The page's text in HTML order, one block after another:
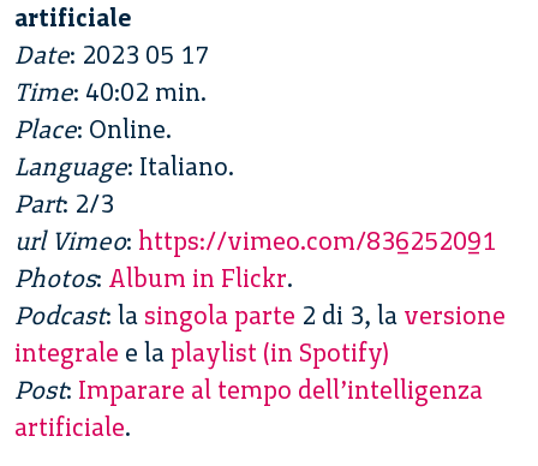
artificiale
Date: 2023 05 17
Time: 40:02 min.
Place: Online.
Language: Italiano.
Part: 2/3
url Vimeo: https://vimeo.com/836252091
Photos: Album in Flickr.
Podcast: la singola parte 2 di 3, la versione
integrale e la playlist (in Spotify)
Post: Imparare al tempo dell’intelligenza
artificiale.